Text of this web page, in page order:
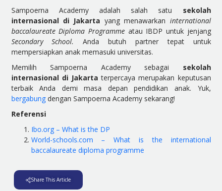
Sampoerna Academy adalah salah satu sekolah
internasional di Jakarta yang menawarkan international
baccalaureate Diploma Programmeatau IBDP untuk jenjang
Secondary School.Anda butuh partner tepat untuk
mempersiapkan anak memasuki universitas.
Memilih Sampoerna Academy sebagai sekolah
internasional di Jakartaterpercaya merupakan keputusan
terbaik Anda demi masa depan pendidikan anak. Yuk,
bergabungdengan Sampoerna Academy sekarang!
Referensi
Ibo.org – What is the DP
World-schools.com – What is the international
baccalaureate diploma programme
Share This Article